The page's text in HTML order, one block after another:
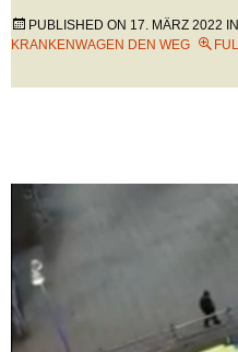
PUBLISHED ON 17. MÄRZ 2022 IN
KRANKENWAGEN DEN WEG